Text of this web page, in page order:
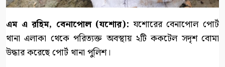
এম এ রহিম, বেনাপোল (যশোর): যশোরের বেনাপোল পোর্ট
থানা এলাকা থেকে পরিত্যক্ত অবস্থায় ২টি ককটেল সদৃশ বোমা
উদ্ধার করেছে পোর্ট থানা পুলিশ।